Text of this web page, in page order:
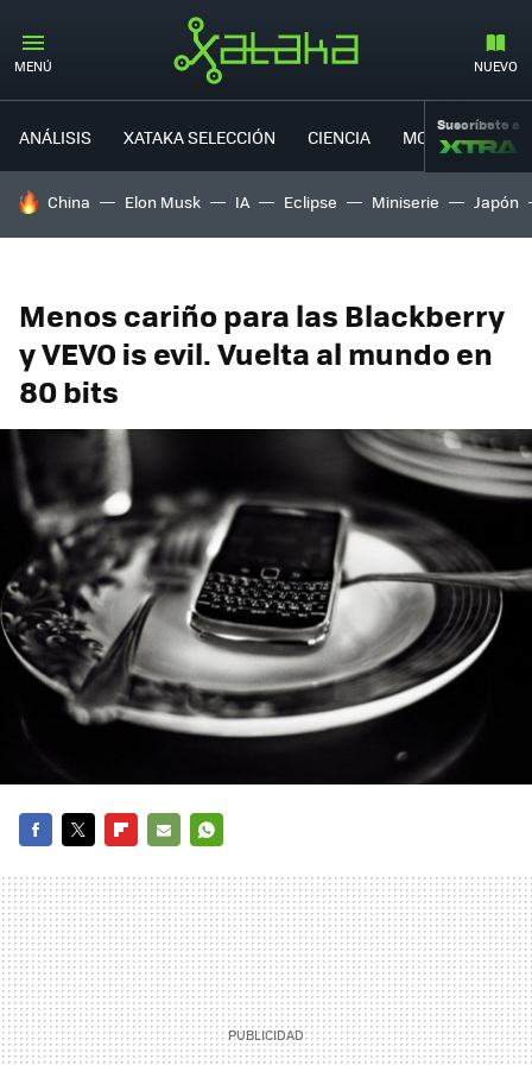
MENÚ NUEVO
ANÁLISIS XATAKA SELECCIÓN CIENCIA MOVILIDAD
Suscríbete a
HOY SE HABLA DE
China Elon Musk IA Eclipse Miniserie Japón
Menos cariño para las Blackberry
y VEVO is evil. Vuelta al mundo en
80 bits
MAIL